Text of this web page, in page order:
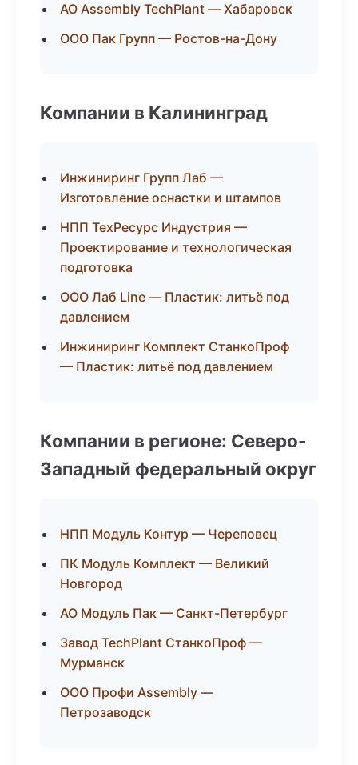
АО Assembly TechPlant — Хабаровск
ООО Пак Групп — Ростов-на-Дону
Компании в Калининград
Инжиниринг Групп Лаб —
Изготовление оснастки и штампов
НПП ТехРесурс Индустрия —
Проектирование и технологическая
подготовка
ООО Лаб Line — Пластик: литьё под
давлением
Инжиниринг Комплект СтанкоПроф
— Пластик: литьё под давлением
Компании в регионе: Северо-
Западный федеральный округ
НПП Модуль Контур — Череповец
ПК Модуль Комплект — Великий
Новгород
АО Модуль Пак — Санкт-Петербург
Завод TechPlant СтанкоПроф —
Мурманск
ООО Профи Assembly —
Петрозаводск